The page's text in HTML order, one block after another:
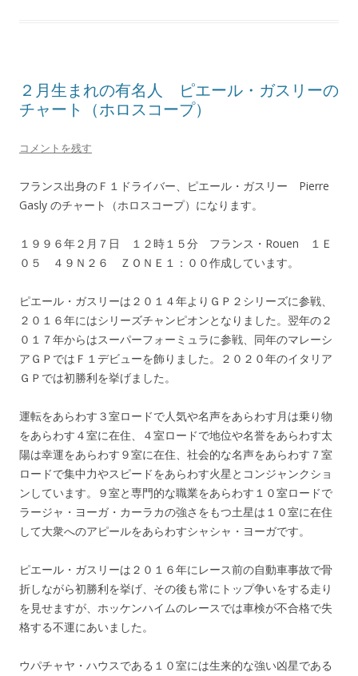
２月生まれの有名人 ピエール・ガスリーの
チャート（ホロスコープ）
コメントを残す
フランス出身のＦ１ドライバー、ピエール・ガスリー Pierre
Gasly のチャート（ホロスコープ）になります。
１９９６年２月７日 １２時１５分 フランス・Rouen １Ｅ
０５ ４９Ｎ２６ ＺＯＮＥ１：００作成しています。
ピエール・ガスリーは２０１４年よりＧＰ２シリーズに参戦、
２０１６年にはシリーズチャンピオンとなりました。翌年の２
０１７年からはスーパーフォーミュラに参戦、同年のマレーシ
アＧＰではＦ１デビューを飾りました。２０２０年のイタリア
ＧＰでは初勝利を挙げました。
運転をあらわす３室ロードで人気や名声をあらわす月は乗り物
をあらわす４室に在住、４室ロードで地位や名誉をあらわす太
陽は幸運をあらわす９室に在住、社会的な名声をあらわす７室
ロードで集中力やスピードをあらわす火星とコンジャンクショ
ンしています。９室と専門的な職業をあらわす１０室ロードで
ラージャ・ヨーガ・カーラカの強さをもつ土星は１０室に在住
して大衆へのアピールをあらわすシャシャ・ヨーガです。
ピエール・ガスリーは２０１６年にレース前の自動車事故で骨
折しながら初勝利を挙げ、その後も常にトップ争いをする走り
を見せますが、ホッケンハイムのレースでは車検が不合格で失
格する不運にあいました。
ウパチャヤ・ハウスである１０室には生来的な強い凶星である